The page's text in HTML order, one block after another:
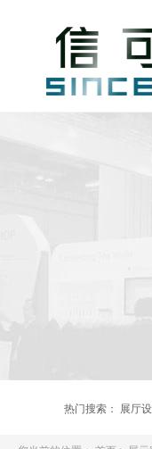
热门搜索： 展厅